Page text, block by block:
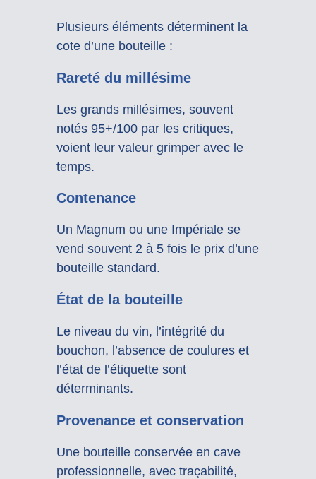
Plusieurs éléments déterminent la
cote d’une bouteille :
Rareté du millésime
Les grands millésimes, souvent
notés 95+/100 par les critiques,
voient leur valeur grimper avec le
temps.
Contenance
Un Magnum ou une Impériale se
vend souvent 2 à 5 fois le prix d’une
bouteille standard.
État de la bouteille
Le niveau du vin, l’intégrité du
bouchon, l’absence de coulures et
l’état de l’étiquette sont
déterminants.
Provenance et conservation
Une bouteille conservée en cave
professionnelle, avec traçabilité,